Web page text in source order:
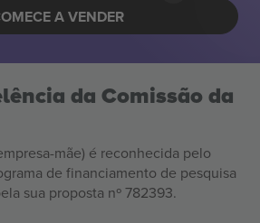
A VENDER
da Comissão da
mãe) é reconhecida pelo
de financiamento de pesquisa
sua proposta nº 782393.